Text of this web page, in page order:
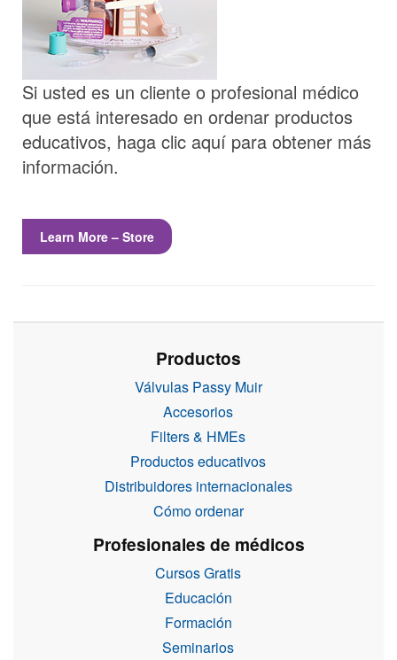
Si usted es un cliente o profesional médico
que está interesado en ordenar productos
educativos, haga clic aquí para obtener más
información.
Learn More – Store
Productos
Válvulas Passy Muir
Accesorios
Filters & HMEs
Productos educativos
Distribuidores internacionales
Cómo ordenar
Profesionales de médicos
Cursos Gratis
Educación
Formación
Seminarios